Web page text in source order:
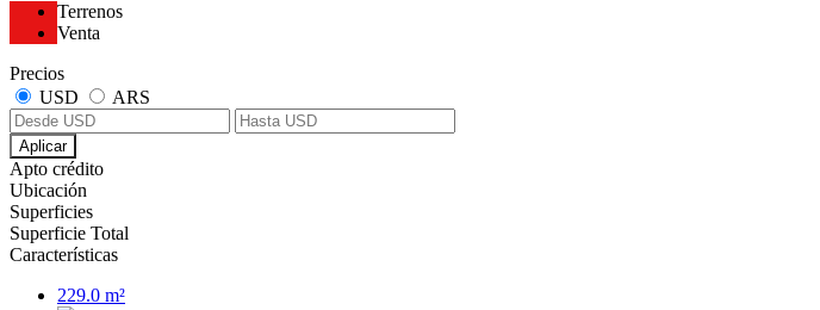
Terrenos
Venta
Precios
USD
ARS
Aplicar
Apto crédito
Ubicación
Superficies
Superficie Total
Características
229.0 m²